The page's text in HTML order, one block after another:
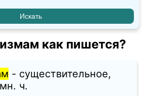
как пишется?
- существительное,
ч.